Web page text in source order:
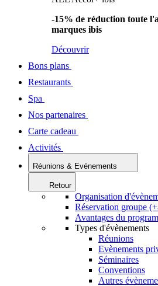
-15% de réduction toute
marques ibis
Découvrir
Bons plans
Restaurants
Spa
Nos partenaires
Carte cadeau
Activités
Réunions & Evénements
Retour
Organisation
Réservation groupe
Avantages du
Types d'évènements
Réunions
Evènements
Séminaires
Conventions
Autres